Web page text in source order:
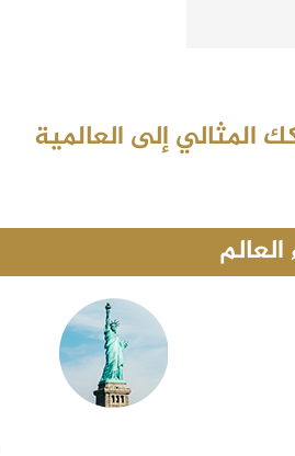
إلى العالمية